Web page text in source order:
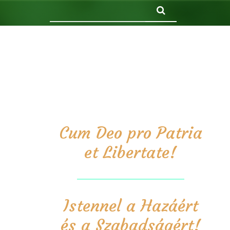
Cum Deo pro Patria
et Libertate!
Istennel a Hazáért
és a Szabadságért!